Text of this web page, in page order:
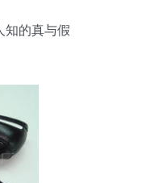
知的真与假